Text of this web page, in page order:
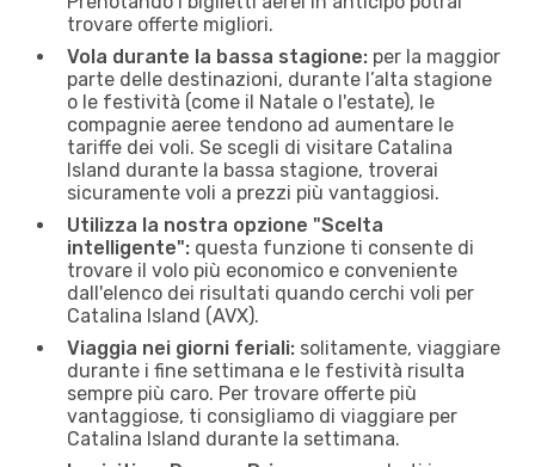
trovare offerte migliori.
Vola durante la bassa stagione: per la maggior
parte delle destinazioni, durante l’alta stagione
o le festività (come il Natale o l'estate), le
compagnie aeree tendono ad aumentare le
tariffe dei voli. Se scegli di visitare Catalina
Island durante la bassa stagione, troverai
sicuramente voli a prezzi più vantaggiosi.
Utilizza la nostra opzione "Scelta
intelligente": questa funzione ti consente di
trovare il volo più economico e conveniente
dall'elenco dei risultati quando cerchi voli per
Catalina Island (AVX).
Viaggia nei giorni feriali: solitamente, viaggiare
durante i fine settimana e le festività risulta
sempre più caro. Per trovare offerte più
vantaggiose, ti consigliamo di viaggiare per
Catalina Island durante la settimana.